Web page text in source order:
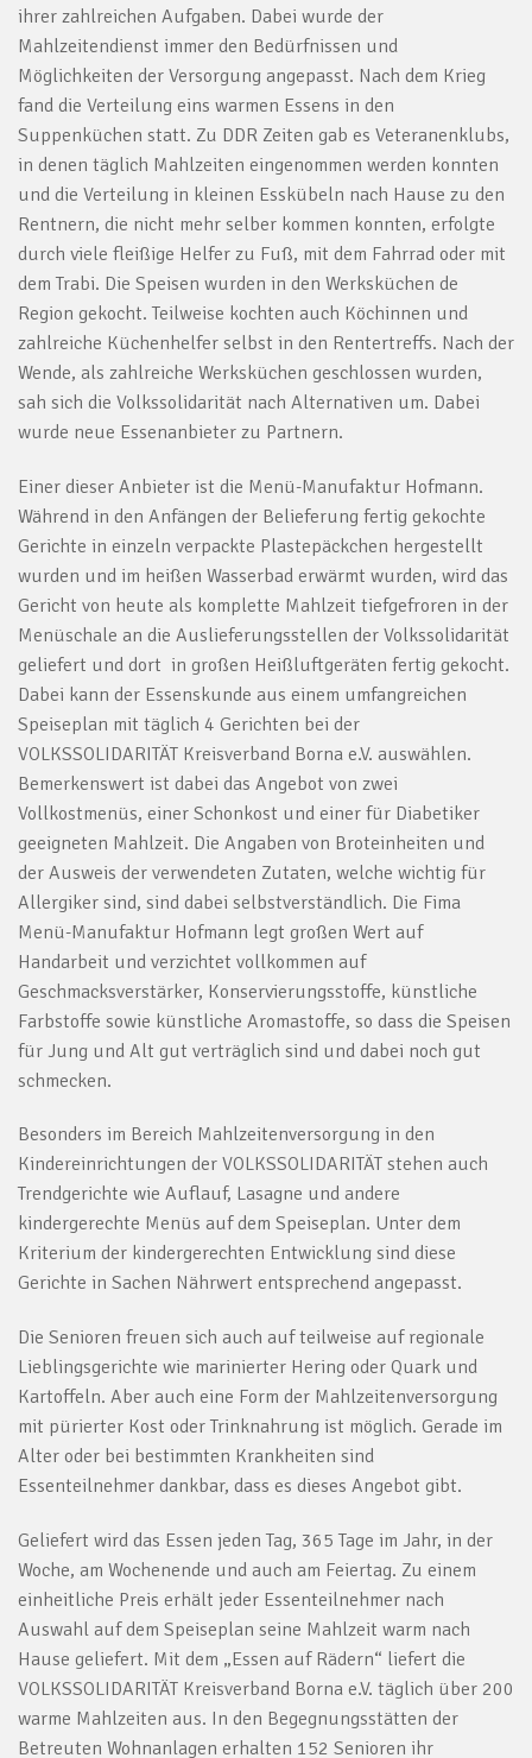
ihrer zahlreichen Aufgaben. Dabei wurde der
Mahlzeitendienst immer den Bedürfnissen und
Möglichkeiten der Versorgung angepasst. Nach dem Krieg
fand die Verteilung eins warmen Essens in den
Suppenküchen statt. Zu DDR Zeiten gab es Veteranenklubs,
in denen täglich Mahlzeiten eingenommen werden konnten
und die Verteilung in kleinen Esskübeln nach Hause zu den
Rentnern, die nicht mehr selber kommen konnten, erfolgte
durch viele fleißige Helfer zu Fuß, mit dem Fahrrad oder mit
dem Trabi. Die Speisen wurden in den Werksküchen de
Region gekocht. Teilweise kochten auch Köchinnen und
zahlreiche Küchenhelfer selbst in den Rentertreffs. Nach der
Wende, als zahlreiche Werksküchen geschlossen wurden,
sah sich die Volkssolidarität nach Alternativen um. Dabei
wurde neue Essenanbieter zu Partnern.
Einer dieser Anbieter ist die Menü-Manufaktur Hofmann.
Während in den Anfängen der Belieferung fertig gekochte
Gerichte in einzeln verpackte Plastepäckchen hergestellt
wurden und im heißen Wasserbad erwärmt wurden, wird das
Gericht von heute als komplette Mahlzeit tiefgefroren in der
Menüschale an die Auslieferungsstellen der Volkssolidarität
geliefert und dort in großen Heißluftgeräten fertig gekocht.
Dabei kann der Essenskunde aus einem umfangreichen
Speiseplan mit täglich 4 Gerichten bei der
VOLKSSOLIDARITÄT Kreisverband Borna e.V. auswählen.
Bemerkenswert ist dabei das Angebot von zwei
Vollkostmenüs, einer Schonkost und einer für Diabetiker
geeigneten Mahlzeit. Die Angaben von Broteinheiten und
der Ausweis der verwendeten Zutaten, welche wichtig für
Allergiker sind, sind dabei selbstverständlich. Die Fima
Menü-Manufaktur Hofmann legt großen Wert auf
Handarbeit und verzichtet vollkommen auf
Geschmacksverstärker, Konservierungsstoffe, künstliche
Farbstoffe sowie künstliche Aromastoffe, so dass die Speisen
für Jung und Alt gut verträglich sind und dabei noch gut
schmecken.
Besonders im Bereich Mahlzeitenversorgung in den
Kindereinrichtungen der VOLKSSOLIDARITÄT stehen auch
Trendgerichte wie Auflauf, Lasagne und andere
kindergerechte Menüs auf dem Speiseplan. Unter dem
Kriterium der kindergerechten Entwicklung sind diese
Gerichte in Sachen Nährwert entsprechend angepasst.
Die Senioren freuen sich auch auf teilweise auf regionale
Lieblingsgerichte wie marinierter Hering oder Quark und
Kartoffeln. Aber auch eine Form der Mahlzeitenversorgung
mit pürierter Kost oder Trinknahrung ist möglich. Gerade im
Alter oder bei bestimmten Krankheiten sind
Essenteilnehmer dankbar, dass es dieses Angebot gibt.
Geliefert wird das Essen jeden Tag, 365 Tage im Jahr, in der
Woche, am Wochenende und auch am Feiertag. Zu einem
einheitliche Preis erhält jeder Essenteilnehmer nach
Auswahl auf dem Speiseplan seine Mahlzeit warm nach
Hause geliefert. Mit dem „Essen auf Rädern“ liefert die
VOLKSSOLIDARITÄT Kreisverband Borna e.V. täglich über 200
warme Mahlzeiten aus. In den Begegnungsstätten der
Betreuten Wohnanlagen erhalten 152 Senioren ihr